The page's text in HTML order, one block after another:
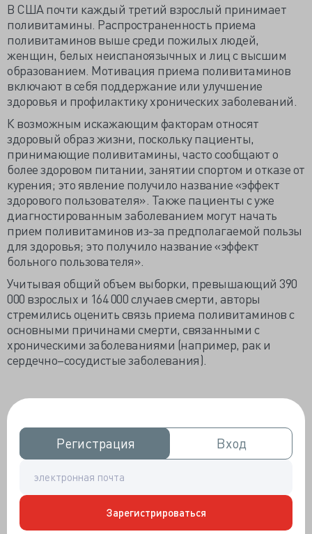
Регистрация
Регистрация Вход
Вход
Зарегистрироваться
В США почти каждый третий взрослый принимает
поливитамины. Распространенность приема
поливитаминов выше среди пожилых людей,
женщин, белых неиспаноязычных и лиц с высшим
образованием. Мотивация приема поливитаминов
включают в себя поддержание или улучшение
здоровья и профилактику хронических заболеваний.
К возможным искажающим факторам относят
здоровый образ жизни, поскольку пациенты,
принимающие поливитамины, часто сообщают о
более здоровом питании, занятии спортом и отказе от
курения; это явление получило название «эффект
здорового пользователя». Также пациенты с уже
диагностированным заболеванием могут начать
прием поливитаминов из-за предполагаемой пользы
для здоровья; это получило название «эффект
больного пользователя».
Учитывая общий объем выборки, превышающий 390
000 взрослых и 164 000 случаев смерти, авторы
стремились оценить связь приема поливитаминов с
основными причинами смерти, связанными с
хроническими заболеваниями (например, рак и
сердечно–сосудистые заболевания).
566 398 взрослых людей согласились заполнить
анкеты. Из исследования были исключены 50 727
участников с онкологическими заболеваниями; 105
871 участник с сахарным диабетом, терминальной
стадией хронической почечной недостаточности,
перенесенным инфарктом миокарда или инсультом
(105 871 участник).